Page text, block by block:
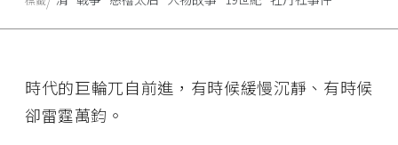
時代的巨輪兀自前進，有時候緩慢沉靜、有時候
卻雷霆萬鈞。